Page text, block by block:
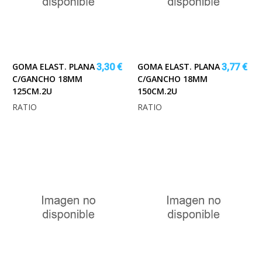
GOMA ELAST. PLANA
C/GANCHO 18MM
125CM.2U
3,30 €
RATIO
GOMA ELAST. PLANA
C/GANCHO 18MM
150CM.2U
3,77 €
RATIO